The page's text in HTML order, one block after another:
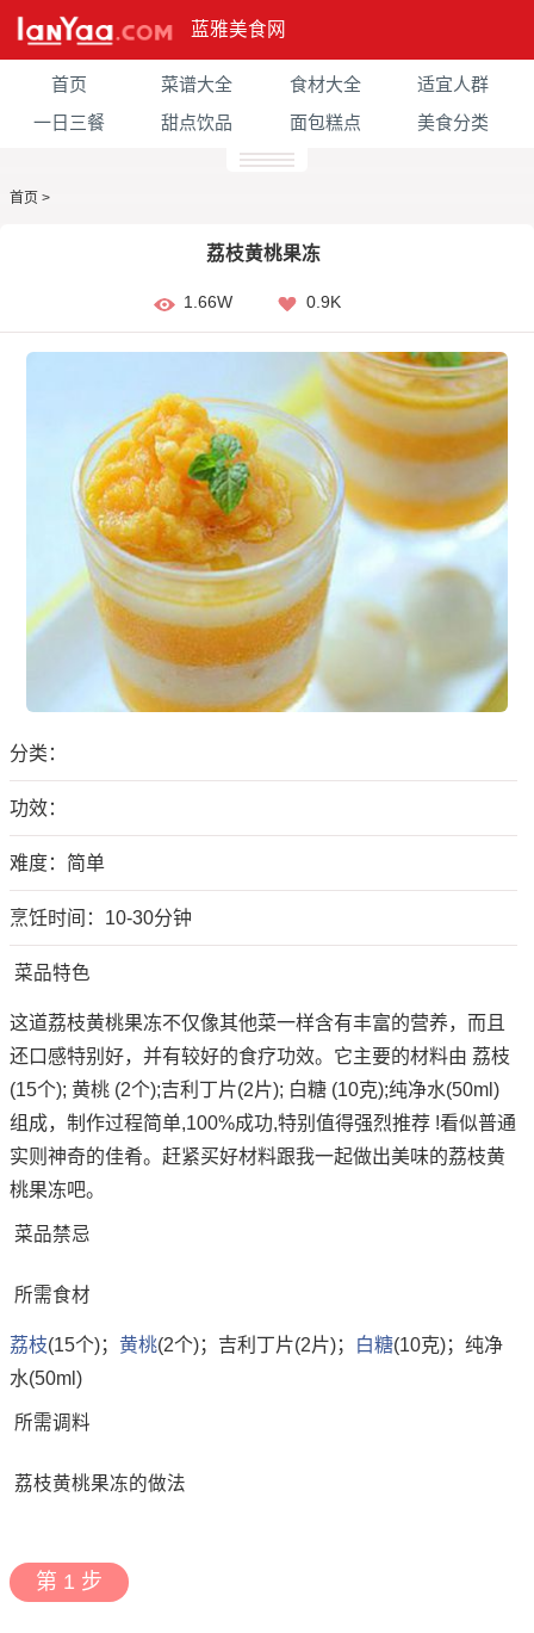
蓝雅美食网
首页 菜谱大全 食材大全
适宜人群
一日三餐
甜点饮品 面包糕点 美食分类
首页 >
荔枝黄桃果冻
1.66W 0.9K
分类：
功效：
难度：简单
烹饪时间：10-30分钟
菜品特色
这道荔枝黄桃果冻不仅像其他菜一样含有丰富的营养，而且
还口感特别好，并有较好的食疗功效。它主要的材料由 荔枝
(15个); 黄桃 (2个);吉利丁片(2片); 白糖 (10克);纯净水(50ml)
组成，制作过程简单,100%成功,特别值得强烈推荐 !看似普通
实则神奇的佳肴。赶紧买好材料跟我一起做出美味的荔枝黄
桃果冻吧。
菜品禁忌
所需食材
荔枝(15个)； 黄桃(2个)；吉利丁片(2片)； 白糖(10克)；纯净
水(50ml)
所需调料
荔枝黄桃果冻的做法
第 1 步